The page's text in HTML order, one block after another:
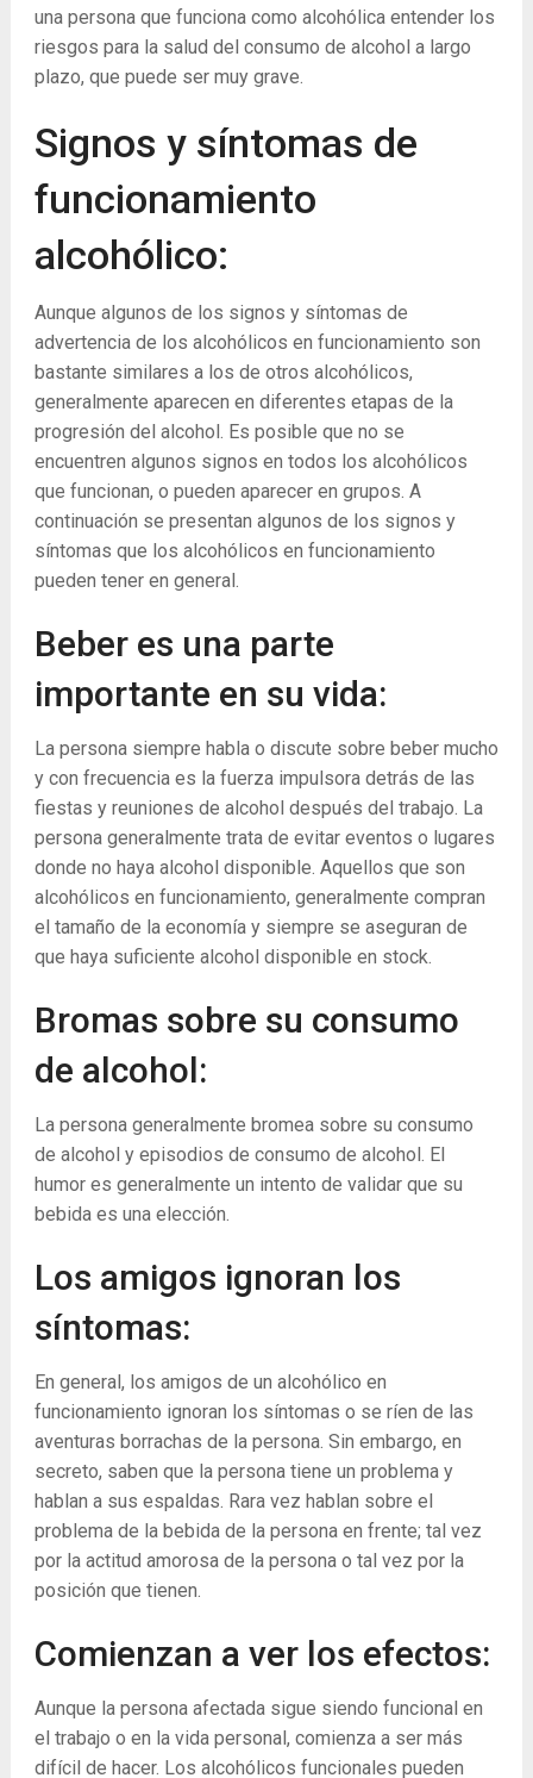
una persona que funciona como alcohólica entender los
riesgos para la salud del consumo de alcohol a largo
plazo, que puede ser muy grave.
Signos y síntomas de
funcionamiento
alcohólico:
Aunque algunos de los signos y síntomas de
advertencia de los alcohólicos en funcionamiento son
bastante similares a los de otros alcohólicos,
generalmente aparecen en diferentes etapas de la
progresión del alcohol. Es posible que no se
encuentren algunos signos en todos los alcohólicos
que funcionan, o pueden aparecer en grupos. A
continuación se presentan algunos de los signos y
síntomas que los alcohólicos en funcionamiento
pueden tener en general.
Beber es una parte
importante en su vida:
La persona siempre habla o discute sobre beber mucho
y con frecuencia es la fuerza impulsora detrás de las
fiestas y reuniones de alcohol después del trabajo. La
persona generalmente trata de evitar eventos o lugares
donde no haya alcohol disponible. Aquellos que son
alcohólicos en funcionamiento, generalmente compran
el tamaño de la economía y siempre se aseguran de
que haya suficiente alcohol disponible en stock.
Bromas sobre su consumo
de alcohol:
La persona generalmente bromea sobre su consumo
de alcohol y episodios de consumo de alcohol. El
humor es generalmente un intento de validar que su
bebida es una elección.
Los amigos ignoran los
síntomas:
En general, los amigos de un alcohólico en
funcionamiento ignoran los síntomas o se ríen de las
aventuras borrachas de la persona. Sin embargo, en
secreto, saben que la persona tiene un problema y
hablan a sus espaldas. Rara vez hablan sobre el
problema de la bebida de la persona en frente; tal vez
por la actitud amorosa de la persona o tal vez por la
posición que tienen.
Comienzan a ver los efectos:
Aunque la persona afectada sigue siendo funcional en
el trabajo o en la vida personal, comienza a ser más
difícil de hacer. Los alcohólicos funcionales pueden